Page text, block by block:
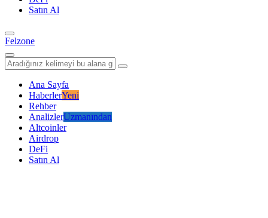
Satın Al
Felzone
Ana Sayfa
HaberlerYeni
Rehber
AnalizlerUzmanından
Altcoinler
Airdrop
DeFi
Satın Al